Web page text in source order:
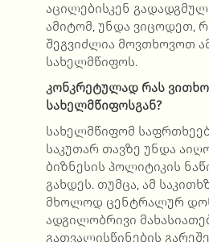
აცილებისკენ
ამიტომ, უნდა ვიცოდეთ,
შეგვიძლია მოვთხოვოთ
სახელმწიფოს.
კონკრეტულად რას
სახელმწიფოსგან?
სახელმწიფომ
საკუთარ თავზე უნდა
ბიზნესის პოლიტიკის
გახდეს. თუმცა, ამ
მხოლოდ ცენტრალურ
ადგილობრივი
გათვალისწინების